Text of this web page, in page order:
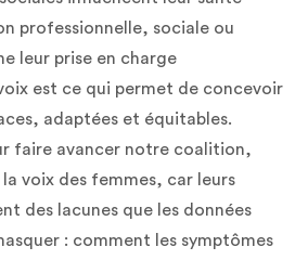
professionnelle, sociale ou
leur prise en charge
est ce qui permet de concevoir
adaptées et équitables.
faire avancer notre coalition,
voix des femmes, car leurs
des lacunes que les données
: comment les symptômes